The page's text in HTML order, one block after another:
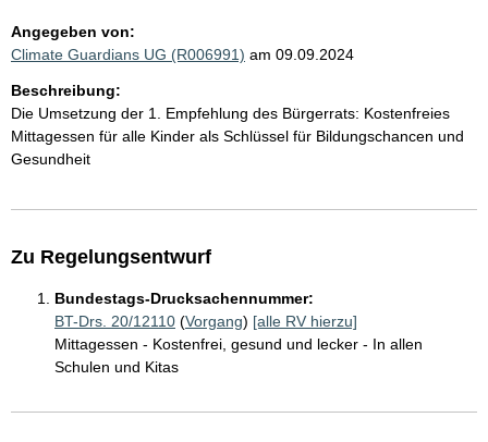
Angegeben von:
Climate Guardians UG (R006991) am 09.09.2024
Beschreibung:
Die Umsetzung der 1. Empfehlung des Bürgerrats: Kostenfreies
Mittagessen für alle Kinder als Schlüssel für Bildungschancen und
Gesundheit
Zu Regelungsentwurf
Bundestags-Drucksachennummer:
BT-Drs. 20/12110 (Vorgang) [alle RV hierzu]
Mittagessen - Kostenfrei, gesund und lecker - In allen
Schulen und Kitas